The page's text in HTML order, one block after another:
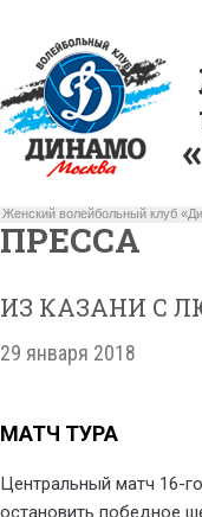
Женский волейбольный клуб
ПРЕССА
ИЗ КАЗАНИ С
29 января 2018
МАТЧ ТУРА
Центральный матч 16-
остановить победное